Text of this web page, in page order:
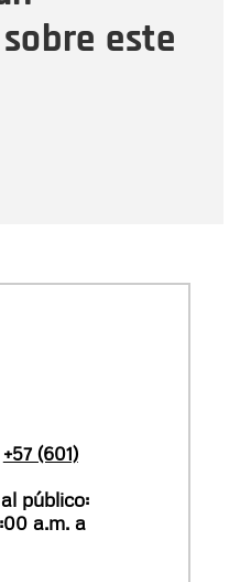
este
+57 (601)
público:
a.m. a